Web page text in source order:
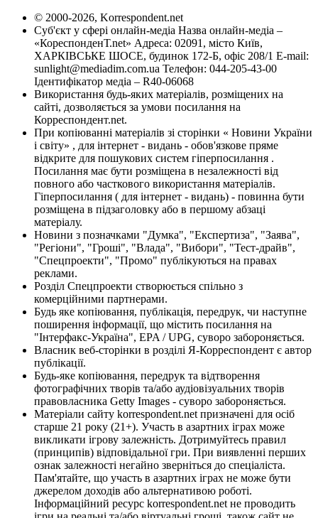
© 2000-2026, Korrespondent.net
Суб'єкт у сфері онлайн-медіа Назва онлайн-медіа –
«КореспонденТ.net» Адреса: 02091, місто Київ,
ХАРКІВСЬКЕ ШОСЕ, будинок 172-Б, офіс 208/1 E-mail:
sunlight@mediadim.com.ua Телефон: 044-205-43-00
Ідентифікатор медіа – R40-06068
Використання будь-яких матеріалів, розміщених на
сайті, дозволяється за умови посилання на
Корреспондент.net.
При копіюванні матеріалів зі сторінки « Новини України
і світу» , для інтернет - видань - обов'язкове пряме
відкрите для пошукових систем гіперпосилання .
Посилання має бути розміщена в незалежності від
повного або часткового використання матеріалів.
Гіперпосилання ( для інтернет - видань) - повинна бути
розміщена в підзаголовку або в першому абзаці
матеріалу.
Новини з позначками "Думка", "Експертиза", "Заява",
"Регіони", "Гроші", "Влада", "Вибори", "Тест-драйв",
"Спецпроекти", "Промо" публікуються на правах
реклами.
Розділ Спецпроекти створюється спільно з
комерційними партнерами.
Будь яке копіювання, публікація, передрук, чи наступне
поширення інформації, що містить посилання на
"Інтерфакс-Україна", EPA / UPG, суворо забороняється.
Власник веб-сторінки в розділі Я-Корреспондент є автор
публікації.
Будь-яке копіювання, передрук та відтворення
фотографічних творів та/або аудіовізуальних творів
правовласника Getty Images - суворо забороняється.
Матеріали сайту korrespondent.net призначені для осіб
старше 21 року (21+). Участь в азартних іграх може
викликати ігрову залежність. Дотримуйтесь правил
(принципів) відповідальної гри. При виявленні перших
ознак залежності негайно зверніться до спеціаліста.
Пам'ятайте, що участь в азартних іграх не може бути
джерелом доходів або альтернативою роботі.
Інформаційний ресурс korrespondent.net не проводить